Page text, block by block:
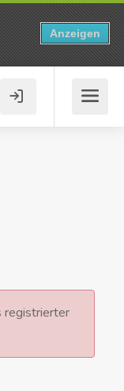
registrierter
Anzeigen